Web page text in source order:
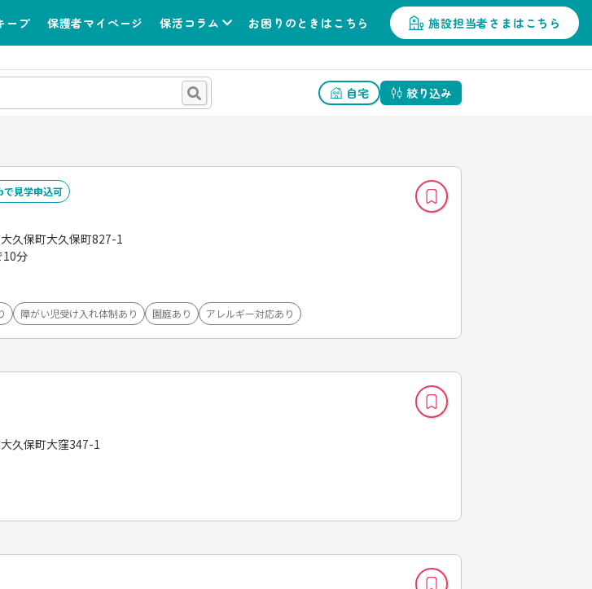
ープ 保護者マイページ 保活コラム お困りのときはこちら 施設担当者さまはこちら
自宅 絞り込み
で見学申込可
久保町大久保町827-1
10分
障がい児受け入れ体制あり 園庭あり アレルギー対応あり
久保町大窪347-1